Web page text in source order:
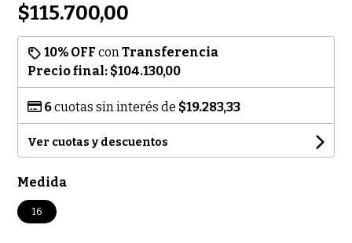
$115.700,00
10% OFF conTransferencia
Precio final: $104.130,00
6cuotas sin interés de $19.283,33
Ver cuotas y descuentos
Medida
16